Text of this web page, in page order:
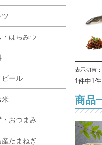
表示切替：
1件中1
商品
ツ
・はちみつ
ビール
米
・おつまみ
産たまねぎ